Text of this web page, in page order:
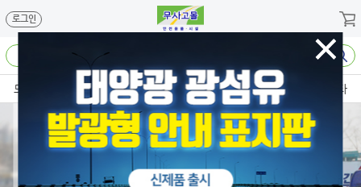
메뉴 바로가기
로그인
도로시설용품 안전용품 어린이보호구역 가드레일 기타